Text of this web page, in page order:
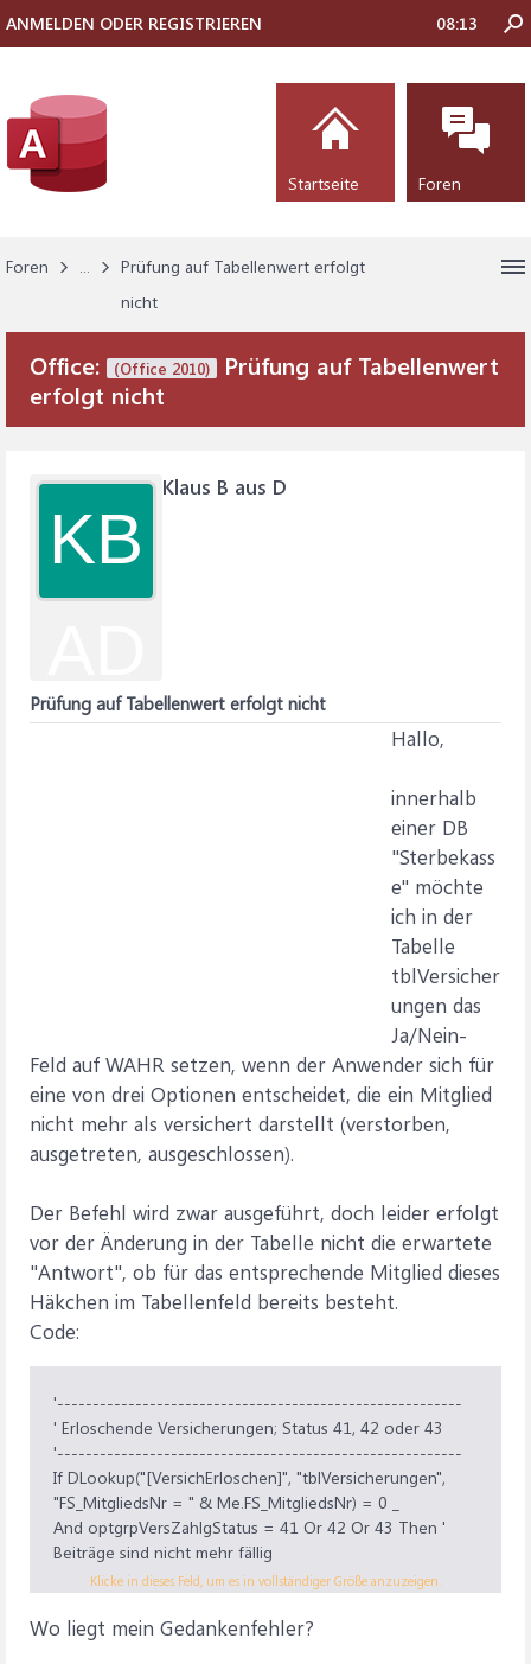
Foren ...
Prüfung auf Tabellenwert erfolgt
nicht
Office: (Office 2010)
Prüfung auf Tabellenwert
erfolgt nicht
KB
Klaus B aus D
Prüfung auf Tabellenwert erfolgt nicht
Hallo,
innerhalb
einer DB
"Sterbekass
e" möchte
ich in der
Tabelle
tblVersicher
ungen das
Ja/Nein-
Feld auf WAHR setzen, wenn der Anwender sich für
eine von drei Optionen entscheidet, die ein Mitglied
nicht mehr als versichert darstellt (verstorben,
ausgetreten, ausgeschlossen).
Der Befehl wird zwar ausgeführt, doch leider erfolgt
vor der Änderung in der Tabelle nicht die erwartete
"Antwort", ob für das entsprechende Mitglied dieses
Häkchen im Tabellenfeld bereits besteht.
Code:
'---------------------------------------------------------
' Erloschende Versicherungen; Status 41, 42 oder 43
'---------------------------------------------------------
If DLookup("[VersichErloschen]", "tblVersicherungen",
"FS_MitgliedsNr = " & Me.FS_MitgliedsNr) = 0 _
And optgrpVersZahlgStatus = 41 Or 42 Or 43 Then '
Beiträge sind nicht mehr fällig
'Dim strSQL As String schon erledigt
' In der Tabelle 'tblVersicherungen' das Ja/Nein-Feld
Klicke in dieses Feld, um es in vollständiger Größe anzuzeigen.
Wo liegt mein Gedankenfehler?
ANMELDEN ODER REGISTRIEREN 08:13
Startseite Foren